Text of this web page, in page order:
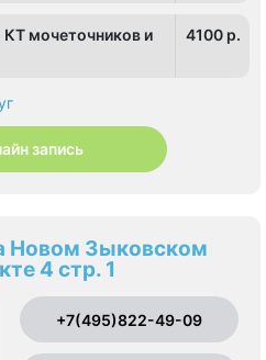
мочеточников и
4100 p.
запись
Новом Зыковском
4 стр. 1
+7(495)822-49-09